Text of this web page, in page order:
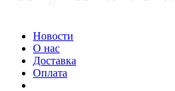
Новости
О нас
Доставка
Оплата